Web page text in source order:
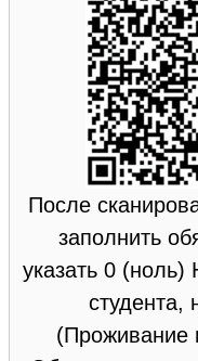
После
заполнить
указать 0
студента,